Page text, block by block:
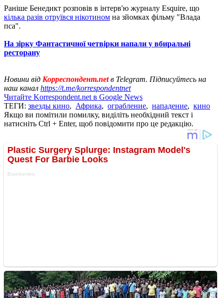
Раніше Бенедикт розповів в інтерв'ю журналу Esquire, що
кілька разів отруївся нікотином на зйомках фільму "Влада
пса".
На зірку Фантастичної четвірки напали у вбиральні
ресторану
Новини від Корреспондент.netв Telegram. Підписуйтесь на
наш канал https://t.me/korrespondentnet
Читайте Korrespondent.net в Google News
ТЕГИ: звезды кино, Африка, ограбление, нападение, кино
Якщо ви помітили помилку, виділіть необхідний текст і
натисніть Ctrl + Enter, щоб повідомити про це редакцію.